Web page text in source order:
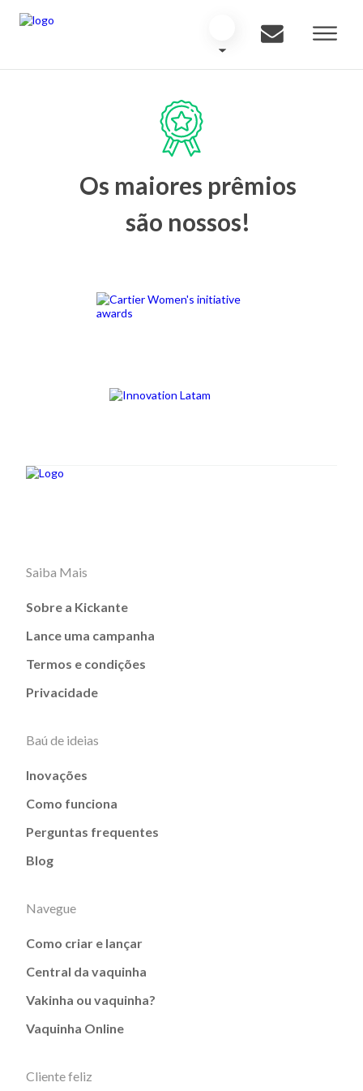
Os maiores prêmios
são nossos!
Saiba Mais
Sobre a Kickante
Lance uma campanha
Termos e condições
Privacidade
Baú de ideias
Inovações
Como funciona
Perguntas frequentes
Blog
Navegue
Como criar e lançar
Central da vaquinha
Vakinha ou vaquinha?
Vaquinha Online
Cliente feliz